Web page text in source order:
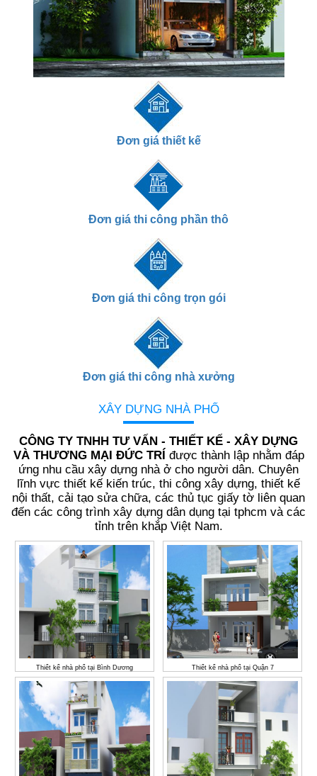
Đơn giá thiết kế
Đơn giá thi công phần thô
Đơn giá thi công trọn gói
Đơn giá thi công nhà xưởng
XÂY DỰNG NHÀ PHỐ
CÔNG TY TNHH TƯ VẤN - THIẾT KẾ - XÂY DỰNG
VÀ THƯƠNG MẠI ĐỨC TRÍ được thành lập nhằm đáp
ứng nhu cầu xây dựng nhà ở cho người dân. Chuyên
lĩnh vực thiết kế kiến trúc, thi công xây dựng, thiết kế
nội thất, cải tạo sửa chữa, các thủ tục giấy tờ liên quan
đến các công trình xây dựng dân dụng tại tphcm và các
tỉnh trên khắp Việt Nam.
Thiết kế nhà phố tại Bình Dương Thiết kế nhà phố tại Quận 7